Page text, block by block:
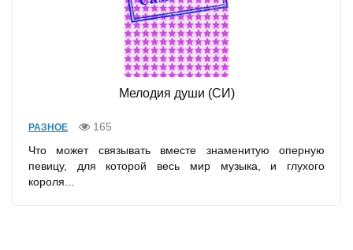
Мелодия души (СИ)
РАЗНОЕ
165
Что может связывать вместе знаменитую оперную
певицу, для которой весь мир музыка, и глухого
короля...